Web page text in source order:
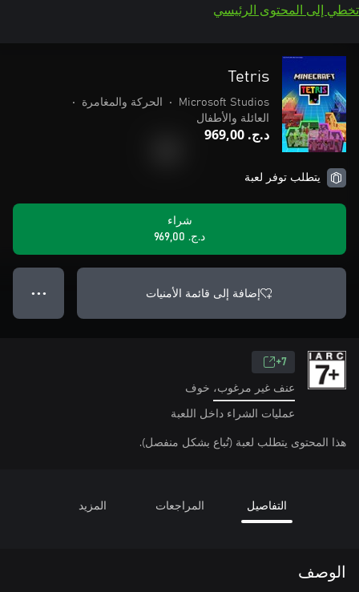
تخطي إلى المحتوى الرئيسي
Tetris
Microsoft Studios
• الحركة والمغامرة
•
العائلة والأطفال
د.ج.‏ 969,00
يتطلب توفر لعبة
شراء
د.ج.‏ 969,00
إضافة إلى قائمة الأمنيات ● ● ●
7+
عنف غير مرغوب، خوف
عمليات الشراء داخل اللعبة
هذا المحتوى يتطلب لعبة (تُباع بشكل منفصل).
التفاصيل المراجعات المزيد
الوصف